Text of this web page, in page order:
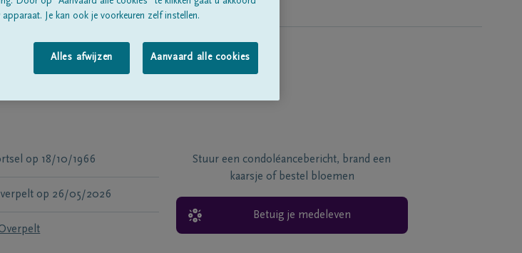
op 18/10/1966
op 26/05/2026
Stuur een condoléancebericht, brand een
kaarsje of bestel bloemen
Betuig je medeleven
Je kan ook je voorkeuren zelf instellen.
Alles afwijzen Aanvaard alle cookies